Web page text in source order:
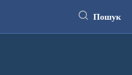
Пошук